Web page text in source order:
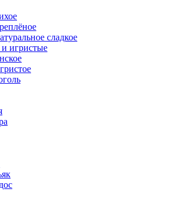
сладкое
игристые